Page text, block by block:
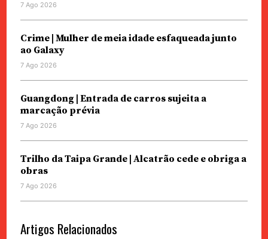
7 Ago 2026
Crime | Mulher de meia idade esfaqueada junto
ao Galaxy
7 Ago 2026
Guangdong | Entrada de carros sujeita a
marcação prévia
7 Ago 2026
Trilho da Taipa Grande | Alcatrão cede e obriga a
obras
7 Ago 2026
Artigos Relacionados